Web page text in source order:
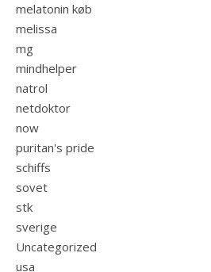
melatonin køb
melissa
mg
mindhelper
natrol
netdoktor
now
puritan's pride
schiffs
sovet
stk
sverige
Uncategorized
usa